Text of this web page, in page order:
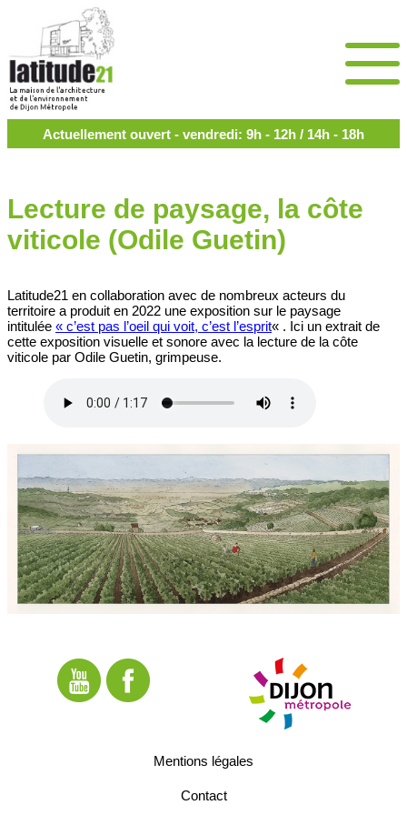
Actuellement ouvert - vendredi: 9h - 12h / 14h - 18h
Lecture de paysage, la côte
viticole (Odile Guetin)
Latitude21 en collaboration avec de nombreux acteurs du
territoire a produit en 2022 une exposition sur le paysage
intitulée « c’est pas l’oeil qui voit, c’est l’esprit« . Ici un extrait de
cette exposition visuelle et sonore avec la lecture de la côte
viticole par Odile Guetin, grimpeuse.
Mentions légales
Contact